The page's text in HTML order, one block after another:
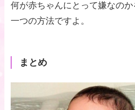
何が赤ちゃんにとって嫌なの
一つの方法ですよ。
まとめ